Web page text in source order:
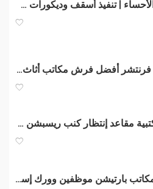
جبس بورد الأحساء | تنفيذ أسقف وديكورات جبس بورد مودرن – 0539218901
مصانع مهنا فرنتشر أفضل فرش مكاتب أثاث مكتبى متنوع مكاتب مدير كراسى
انتريهات مكتبية مقاعد إنتظار كنب ريسبشن كراسى وكنب إنتظار
خلايا عمل مكاتب بارتيشن موظفين وورك إستيشن مكاتب كراسى انتريهات